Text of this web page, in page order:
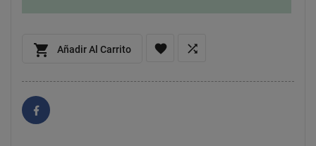
 Añadir Al Carrito  